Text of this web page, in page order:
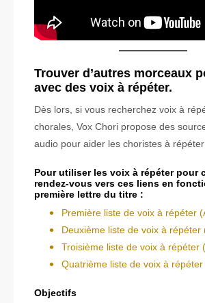
Trouver d’autres morceaux
avec des voix à répéter.
Dès lors, si vous recherchez voix à
chorales, Vox Chori propose des
audio pour aider les choristes à répéter
Pour utiliser les voix à répéter pour
rendez-vous vers ces liens en
première lettre du titre :
Première liste de voix à répéter
Deuxième liste de voix à répéter
Troisième liste de voix à répéter
Quatrième liste de voix à répéter
Objectifs